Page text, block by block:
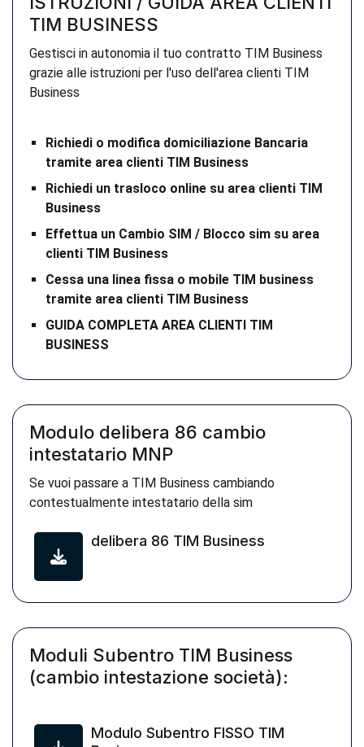
TIM BUSINESS
Gestisci in autonomia il tuo contratto TIM Business
grazie alle istruzioni per l'uso dell'area clienti TIM
Business
Richiedi o modifica domiciliazione Bancaria
tramite area clienti TIM Business
Richiedi un trasloco online su area clienti TIM
Business
Effettua un Cambio SIM / Blocco sim su area
clienti TIM Business
Cessa una linea fissa o mobile TIM business
tramite area clienti TIM Business
GUIDA COMPLETA AREA CLIENTI TIM
BUSINESS
Modulo delibera 86 cambio
intestatario MNP
Se vuoi passare a TIM Business cambiando
contestualmente intestatario della sim
delibera 86 TIM Business
Moduli Subentro TIM Business
(cambio intestazione società):
Modulo Subentro FISSO TIM